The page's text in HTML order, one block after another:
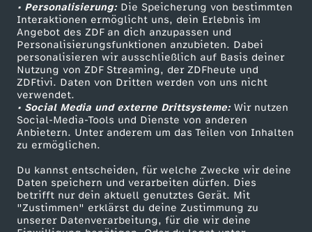
• Personalisierung:Die Speicherung von bestimmten
Interaktionen ermöglicht uns, dein Erlebnis im
Angebot des ZDF an dich anzupassen und
Personalisierungsfunktionen anzubieten. Dabei
personalisieren wir ausschließlich auf Basis deiner
Nutzung von ZDF Streaming, der ZDFheute und
ZDFtivi. Daten von Dritten werden von uns nicht
verwendet.
• Social Media und externe Drittsysteme:Wir nutzen
Social-Media-Tools und Dienste von anderen
Anbietern. Unter anderem um das Teilen von Inhalten
zu ermöglichen.
Du kannst entscheiden, für welche Zwecke wir deine
Daten speichern und verarbeiten dürfen. Dies
betrifft nur dein aktuell genutztes Gerät. Mit
"Zustimmen" erklärst du deine Zustimmung zu
unserer Datenverarbeitung, für die wir deine
s
d
i
a
r
y
Sendungen A-Z
TV-Programm
Hilfe
ZDF Unternehmen
Karriere
ZDF goes Schule
Werbefernsehen
Mainzelmännchen